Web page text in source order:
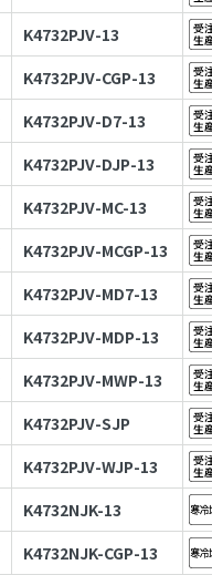
K4732PJV-13
K4732PJV-CGP-13
K4732PJV-D7-13
K4732PJV-DJP-13
K4732PJV-MC-13
K4732PJV-MCGP-13
K4732PJV-MD7-13
K4732PJV-MDP-13
K4732PJV-MWP-13
K4732PJV-SJP
K4732PJV-WJP-13
K4732NJK-13
K4732NJK-CGP-13